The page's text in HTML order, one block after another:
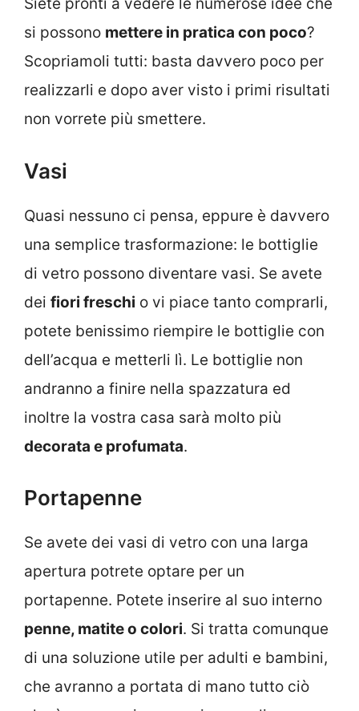
Siete pronti a vedere le numerose idee che
si possono mettere in pratica con poco?
Scopriamoli tutti: basta davvero poco per
realizzarli e dopo aver visto i primi risultati
non vorrete più smettere.
Vasi
Quasi nessuno ci pensa, eppure è davvero
una semplice trasformazione: le bottiglie
di vetro possono diventare vasi. Se avete
dei fiori freschi o vi piace tanto comprarli,
potete benissimo riempire le bottiglie con
dell’acqua e metterli lì. Le bottiglie non
andranno a finire nella spazzatura ed
inoltre la vostra casa sarà molto più
decorata e profumata.
Portapenne
Se avete dei vasi di vetro con una larga
apertura potrete optare per un
portapenne. Potete inserire al suo interno
penne, matite o colori. Si tratta comunque
di una soluzione utile per adulti e bambini,
che avranno a portata di mano tutto ciò